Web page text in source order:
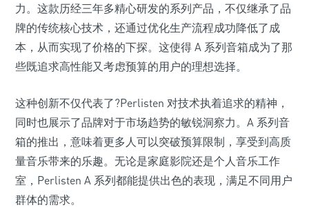
力。这款历经三年多精心研发的系列产品，不仅继承了品
牌的传统核心技术，还通过优化生产流程成功降低了成
本，从而实现了价格的下探。这使得 A 系列音箱成为了那
些既追求高性能又考虑预算的用户的理想选择。
这种创新不仅代表了?Perlisten 对技术执着追求的精神，
同时也展示了品牌对于市场趋势的敏锐洞察力。A 系列音
箱的推出，意味着更多人可以突破预算限制，享受到高质
量音乐带来的乐趣。无论是家庭影院还是个人音乐工作
室，Perlisten A 系列都能提供出色的表现，满足不同用户
群体的需求。